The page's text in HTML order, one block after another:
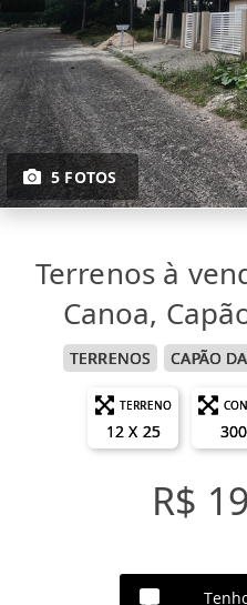
5 FOTOS
Terrenos à
Canoa,
TERRENOS CAPÃO
TERRENO
12 X 25
R$